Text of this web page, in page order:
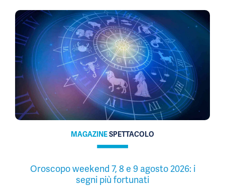
MAGAZINESPETTACOLO
Oroscopo weekend 7, 8 e 9 agosto 2026: i
segni più fortunati